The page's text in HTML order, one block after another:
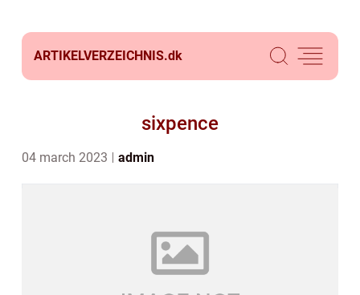
ARTIKELVERZEICHNIS.dk
sixpence
04 march 2023 admin